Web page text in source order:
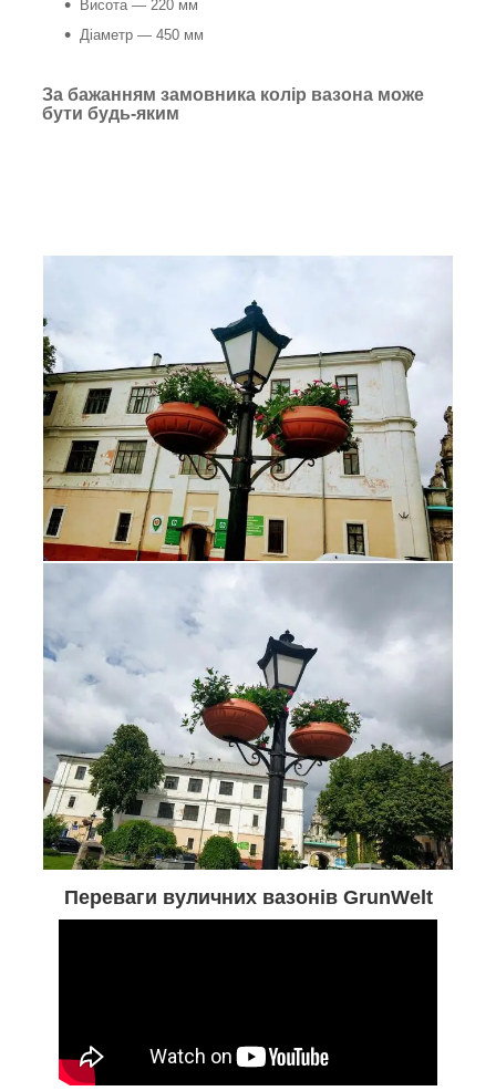
Висота — 220 мм
Діаметр — 450 мм
За бажанням замовника колір вазона може
бути будь-яким
Переваги вуличних вазонів GrunWelt